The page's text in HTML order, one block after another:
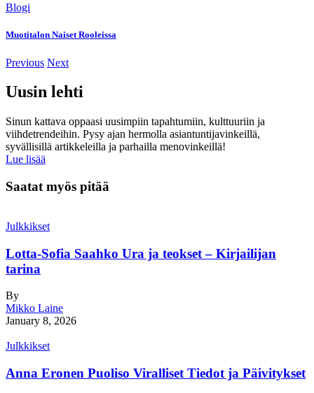
Blogi
Muotitalon Naiset Rooleissa
Previous Next
Uusin lehti
Sinun kattava oppaasi uusimpiin tapahtumiin, kulttuuriin ja
viihdetrendeihin. Pysy ajan hermolla asiantuntijavinkeillä,
syvällisillä artikkeleilla ja parhailla menovinkeillä!
Lue lisää
Saatat myös pitää
Julkkikset
Lotta-Sofia Saahko Ura ja teokset – Kirjailijan
tarina
By
Mikko Laine
January 8, 2026
Julkkikset
Anna Eronen Puoliso Viralliset Tiedot ja Päivitykset